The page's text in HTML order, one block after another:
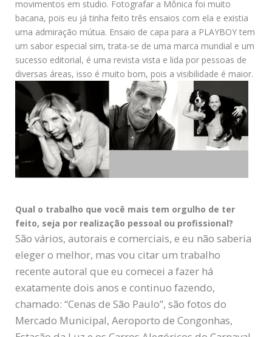
movimentos em studio. Fotografar a Mônica foi muito
bacana, pois eu já tinha feito três ensaios com ela e existia
uma admiração mútua. Ensaio de capa para a PLAYBOY tem
um sabor especial sim, trata-se de uma marca mundial e um
sucesso editorial, é uma revista vista e lida por pessoas de
diversas áreas, isso é muito bom, pois a visibilidade é maior.
Qual o trabalho que você mais tem orgulho de ter
feito, seja por realização pessoal ou profissional?
São vários, autorais e comerciais, e eu não saberia
eleger o melhor, mas vou citar um trabalho
recente autoral que eu comecei a fazer há
exatamente dois anos e continuo fazendo,
chamado: “Cenas de São Paulo”, são fotos do
Mercado Municipal, Aeroporto de Congonhas,